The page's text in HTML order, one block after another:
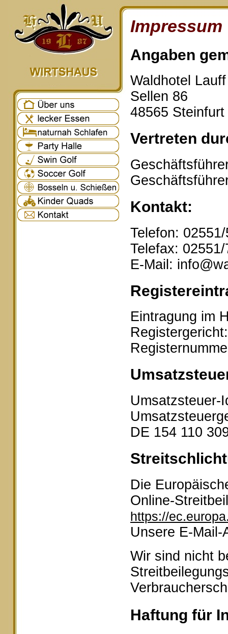
Impressum
Angaben
Waldhotel
Sellen 86
48565 Steinfurt
Vertreten
Kontakt:
Telefon:
Telefax:
E-Mail:
Eintragung im
Umsatzsteuer-
DE 154 110
Die
Online-
https://
Unsere E-
Wir sind nicht
Haftung für